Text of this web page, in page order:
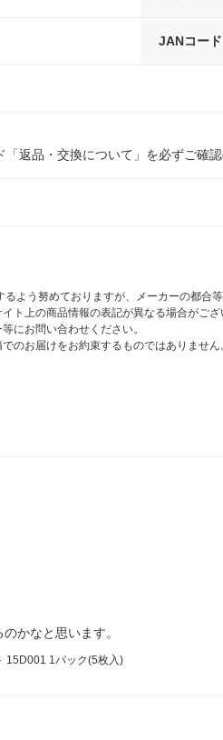
JANコード
返品・交換について」を必ずご確
よう努めておりますが、メーカーの都合
ト上の商品情報の表記が異なる場合がご
にお問い合わせください。
のお届けをお約束するものではありませ
かなと思います。
15D001 1パック(5枚入)